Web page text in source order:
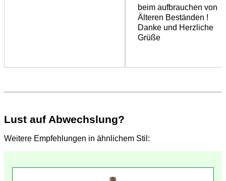
beim aufbrauchen von
Älteren Beständen !
Danke und Herzliche
Grüße
Lust auf Abwechslung?
Weitere Empfehlungen in ähnlichem Stil: